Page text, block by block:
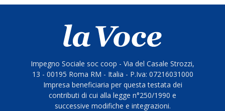
Impegno Sociale soc coop - Via del Casale Strozzi,
13 - 00195 Roma RM - Italia - P.Iva: 07216031000
Impresa beneficiaria per questa testata dei
contributi di cui alla legge n°250/1990 e
successive modifiche e integrazioni.